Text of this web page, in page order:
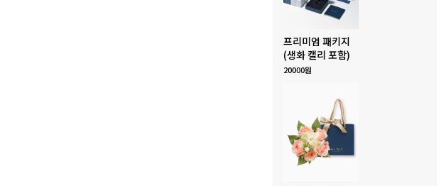
프리미엄 패키지
(생화 캘리 포함)
20000원